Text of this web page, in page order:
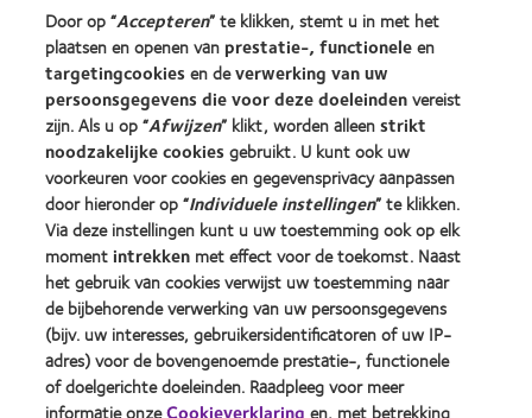
Contactlenzen en gezichtsvermogen
Nieuwe drager
Ervaren drager
Over CooperVision
Vacatures bij CooperVision
Nieuwscentrum
Contact
Legal
Privacybeleid
Door op “Accepteren” te klikken, stemt u in met het
plaatsen en openen van prestatie-, functioneleen
targetingcookiesen deverwerking van uw
persoonsgegevens die voor deze doeleindenvereist
zijn. Als u op “Afwijzen” klikt, worden alleenstrikt
noodzakelijke cookiesgebruikt. U kunt ook uw
voorkeuren voor cookies en gegevensprivacy aanpassen
door hieronder op “Individuele instellingen” te klikken.
Via deze instellingen kunt u uw toestemming ook op elk
moment intrekken met effect voor de toekomst. Naast
het gebruik van cookies verwijst uw toestemming naar
de bijbehorende verwerking van uw persoonsgegevens
(bijv. uw interesses, gebruikersidentificatoren of uw IP-
adres) voor de bovengenoemde prestatie-, functionele
of doelgerichte doeleinden. Raadpleeg voor meer
informatie onzeCookieverklaring en, met betrekking